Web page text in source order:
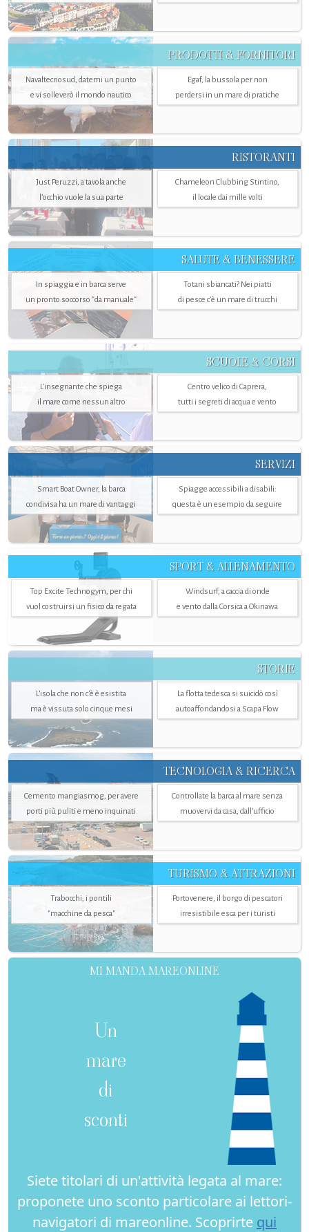
PRODOTTI & FORNITORI
Navaltecnosud, datemi un punto
e vi solleverò il mondo nautico
Egaf, la bussola per non
perdersi in un mare di pratiche
RISTORANTI
Just Peruzzi, a tavola anche
l’occhio vuole la sua parte
Chameleon Clubbing Stintino,
il locale dai mille volti
SALUTE & BENESSERE
In spiaggia e in barca serve
un pronto soccorso "da manuale"
Totani sbiancati? Nei piatti
di pesce c'è un mare di trucchi
SCUOLE & CORSI
L'insegnante che spiega
il mare come nessun altro
Centro velico di Caprera,
tutti i segreti di acqua e vento
SERVIZI
Smart Boat Owner, la barca
condivisa ha un mare di vantaggi
Spiagge accessibili a disabili:
questa è un esempio da seguire
SPORT & ALLENAMENTO
Top Excite Technogym, per chi
vuol costruirsi un fisico da regata
Windsurf, a caccia di onde
e vento dalla Corsica a Okinawa
STORIE
L’isola che non c'è è esistita
ma è vissuta solo cinque mesi
La flotta tedesca si suicidò così
autoaffondandosi a Scapa Flow
TECNOLOGIA & RICERCA
Cemento mangiasmog, per avere
porti più puliti e meno inquinati
Controllate la barca al mare senza
muovervi da casa, dall’ufficio
TURISMO & ATTRAZIONI
Trabocchi, i pontili
"macchine da pesca"
Portovenere, il borgo di pescatori
irresistibile esca per i turisti
MI MANDA MAREONLINE
Un
mare
di
sconti
Siete titolari di un'attività legata al mare:
proponete uno sconto particolare ai lettori-
navigatori di mareonline. Scoprirte qui